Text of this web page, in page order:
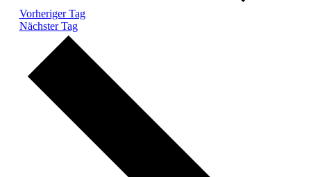
Vorheriger Tag
Nächster Tag